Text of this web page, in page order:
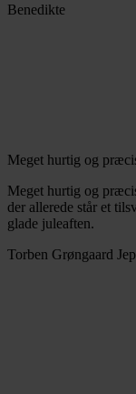
Benedikte
Meget hurtig og
Meget hurtig og
der allerede står et
glade juleaften.
Torben Grøngaard